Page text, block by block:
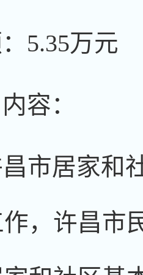
5.35万元
容：
市居家和
，许昌市